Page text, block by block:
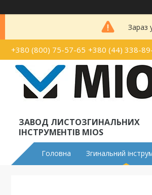
Зараз
+380 (800) 75-57-65 +380 (44) 338-
ЗАВОД ЛИСТОЗГИНАЛЬНИХ
ІНСТРУМЕНТІВ MIOS
Головна Згинальний